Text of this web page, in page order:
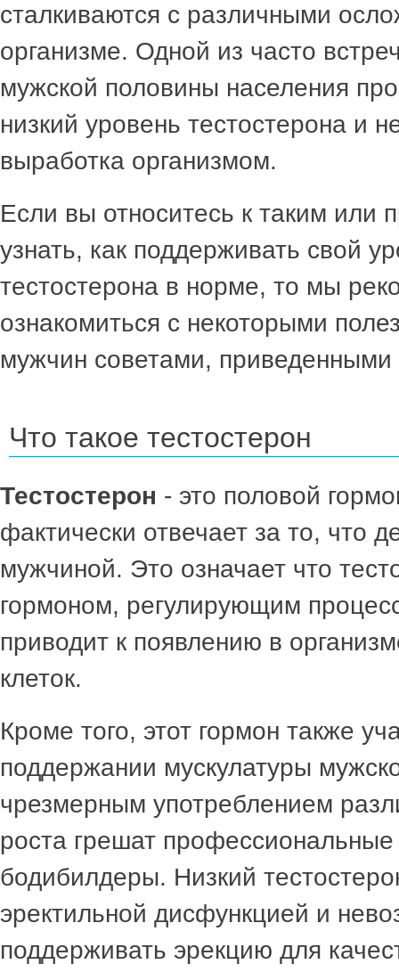
сталкиваются с различными
организме. Одной из часто
мужской половины населения
низкий уровень тестостерона и
выработка организмом.
Если вы относитесь к таким или
узнать, как поддерживать свой
тестостерона в норме, то мы
ознакомиться с некоторыми
мужчин советами,
Что такое тестостерон
Тестостерон - это половой
фактически отвечает за то, что
мужчиной. Это означает что
гормоном, регулирующим
приводит к появлению в
клеток.
Кроме того, этот гормон также
поддержании мускулатуры
чрезмерным употреблением
роста грешат
бодибилдеры. Низкий
эректильной дисфункцией и
поддерживать эрекцию для